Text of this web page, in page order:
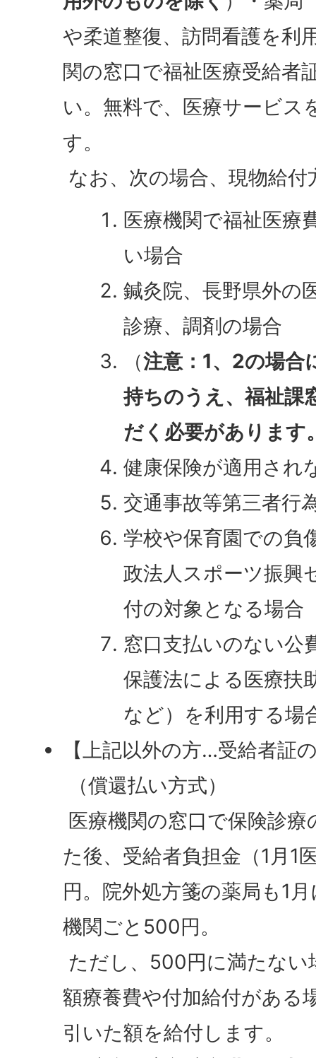
や柔道整復、訪問看護を利
関の窓口で福祉医療受給者
い。無料で、医療サービス
す。
なお、次の場合、現物給
医療機関で福祉医療
い場合
鍼灸院、長野県外の
診療、調剤の場合
（注意：1、2の場合
持ちのうえ、福祉課
だく必要があります
健康保険が適用され
交通事故等第三者行
学校や保育園での負
政法人スポーツ振興
付の対象となる場合
窓口支払いのない公
保護法による医療扶
など）を利用する場
【上記以外の方…受給者証
（償還払い方式）
医療機関の窓口で保険診
た後、受給者負担金（1月1
円。院外処方箋の薬局も1
機関ごと500円。
ただし、500円に満たない
額療養費や付加給付がある
引いた額を給付します。